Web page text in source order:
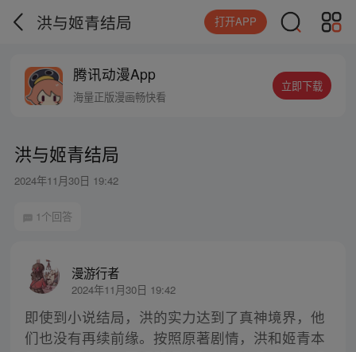
洪与姬青结局 打开APP
腾讯动漫App
海量正版漫画畅快看
立即下载
洪与姬青结局
2024年11月30日 19:42
1个回答
漫游行者
2024年11月30日 19:42
即使到小说结局，洪的实力达到了真神境界，他
们也没有再续前缘。按照原著剧情，洪和姬青本